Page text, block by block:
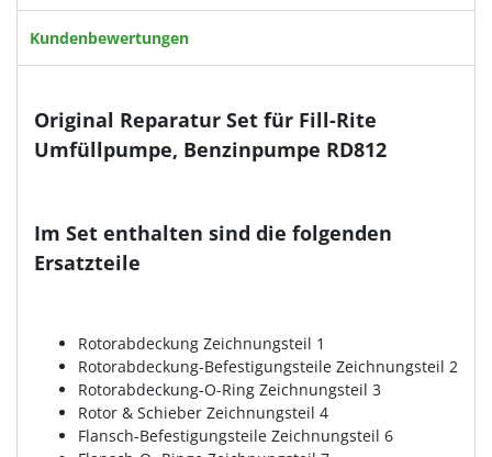
Kundenbewertungen
Original Reparatur Set für Fill-Rite
Umfüllpumpe, Benzinpumpe RD812
Im Set enthalten sind die folgenden
Ersatzteile
Rotorabdeckung Zeichnungsteil 1
Rotorabdeckung-Befestigungsteile Zeichnungsteil 2
Rotorabdeckung-O-Ring Zeichnungsteil 3
Rotor & Schieber Zeichnungsteil 4
Flansch-Befestigungsteile Zeichnungsteil 6